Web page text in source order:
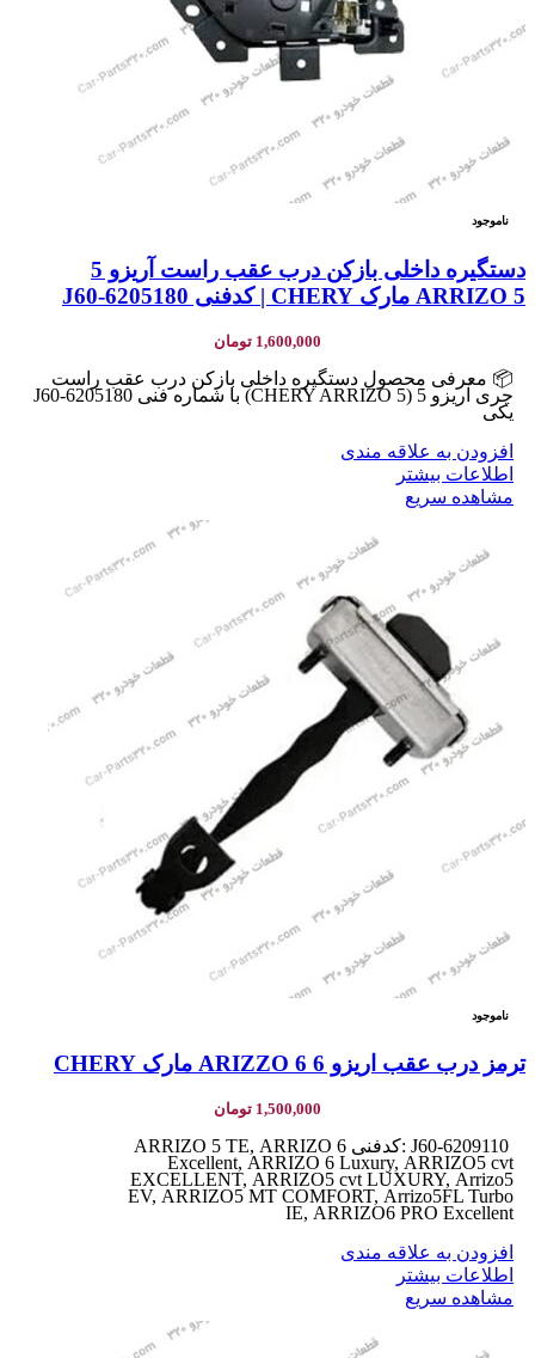
ناموجود
دستگیره داخلی بازکن درب عقب راست آریزو 5
ARRIZO 5 مارک CHERY | کدفنی J60-6205180
1,600,000 تومان
📦 معرفی محصول دستگیره داخلی بازکن درب عقب راست
چری آریزو 5 (CHERY ARRIZO 5) با شماره فنی J60-6205180
یکی
افزودن به علاقه مندی
اطلاعات بیشتر
مشاهده سریع
ناموجود
ترمز درب عقب اریزو 6 6 ARIZZO مارک CHERY
1,500,000 تومان
J60-6209110 :کدفنی ARRIZO 5 TE, ARRIZO 6
Excellent, ARRIZO 6 Luxury, ARRIZO5 cvt
EXCELLENT, ARRIZO5 cvt LUXURY, Arrizo5
EV, ARRIZO5 MT COMFORT, Arrizo5FL Turbo
IE, ARRIZO6 PRO Excellent
افزودن به علاقه مندی
اطلاعات بیشتر
مشاهده سریع